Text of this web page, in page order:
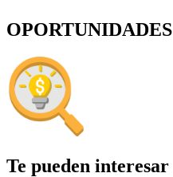
OPORTUNIDADES
Te pueden interesar